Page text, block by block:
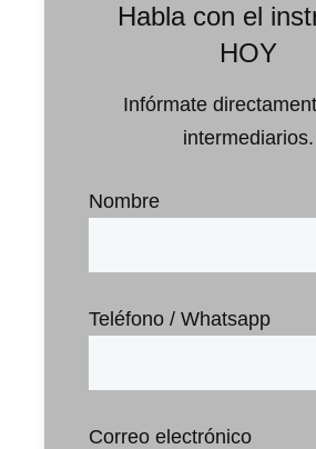
Habla con el
HOY
Infórmate
intermediarios.
Nombre
Teléfono / Whatsapp
Correo electrónico